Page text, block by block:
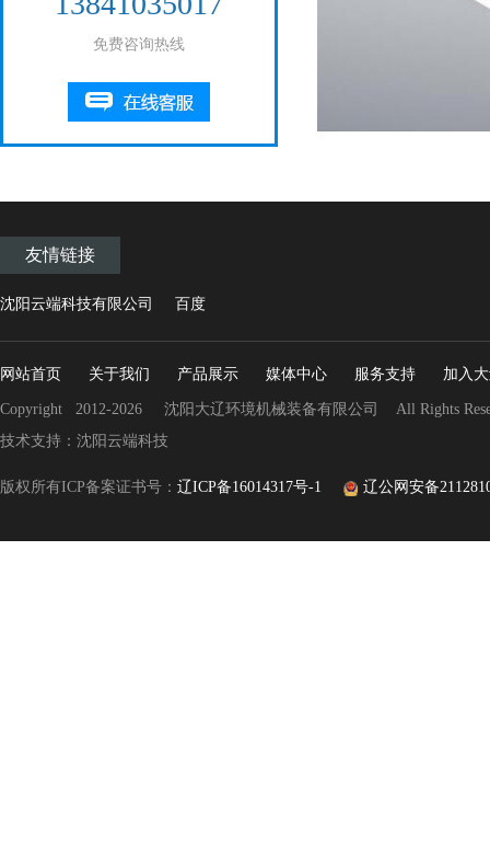
免费咨询热线
友情链接
沈阳云端科技有限公司 百度
网站首页 关于我们 产品展示 媒体中心 服务支持 加入
Copyright 2012-2026 沈阳大辽环境机械装备有限公司 All Rights
技术支持：沈阳云端科技
版权所有ICP备案证书号： 辽ICP备16014317号-1 辽公网安备